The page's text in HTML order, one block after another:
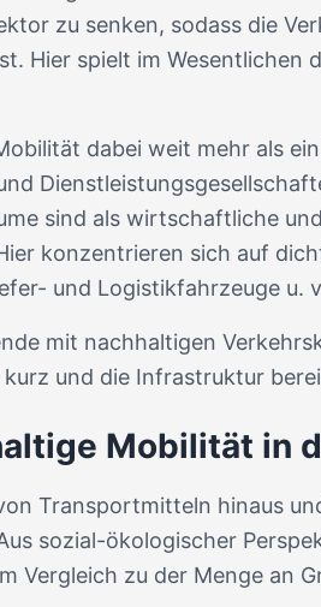
zu senken, sodass die
Hier spielt im Wesentlichen
dabei weit mehr als
sind als wirtschaftliche
konzentrieren sich auf
und Logistikfahrzeuge u.
mit nachhaltigen
und die Infrastruktur
Mobilität in
Transportmitteln hinaus
sozial-ökologischer
Vergleich zu der Menge an